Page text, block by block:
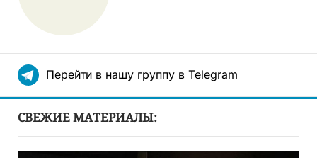
Перейти в нашу группу в Telegram
СВЕЖИЕ МАТЕРИАЛЫ: